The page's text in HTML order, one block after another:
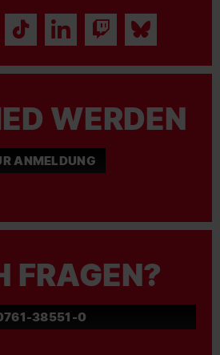
WERDEN
ANMELDUNG
FRAGEN?
38551-0